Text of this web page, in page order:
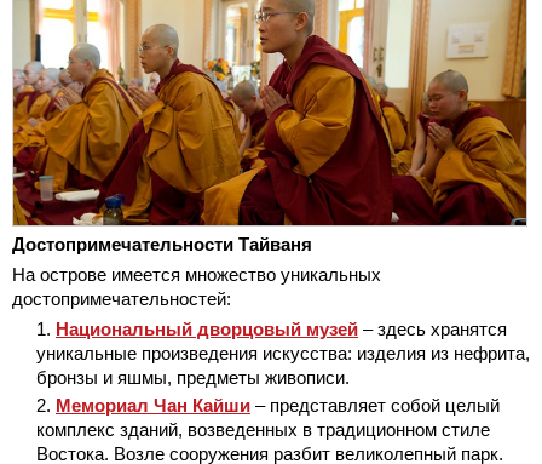
Достопримечательности Тайваня
На острове имеется множество уникальных
достопримечательностей:
Национальный дворцовый музей – здесь хранятся
уникальные произведения искусства: изделия из нефрита,
бронзы и яшмы, предметы живописи.
Мемориал Чан Кайши – представляет собой целый
комплекс зданий, возведенных в традиционном стиле
Востока. Возле сооружения разбит великолепный парк.